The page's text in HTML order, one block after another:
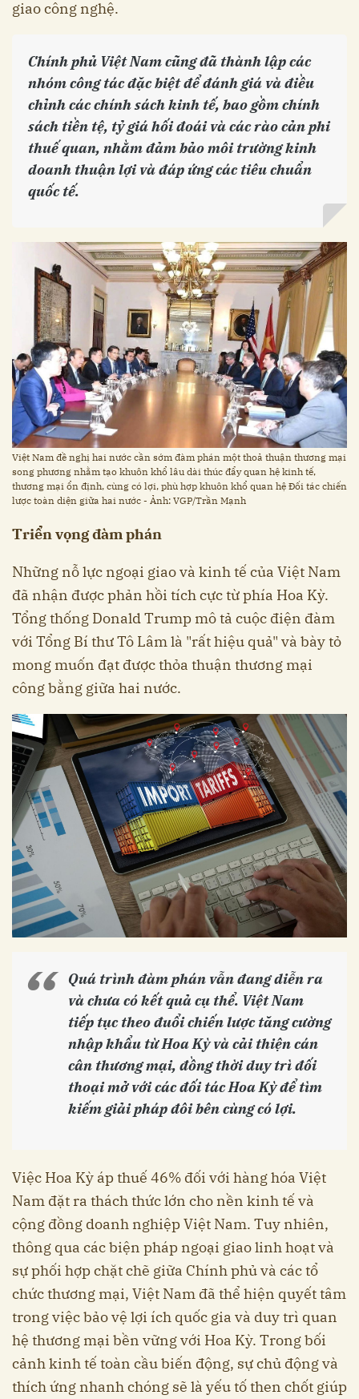
giao công nghệ. ​
Chính phủ Việt Nam cũng đã thành lập các
nhóm công tác đặc biệt để đánh giá và điều
chỉnh các chính sách kinh tế, bao gồm chính
sách tiền tệ, tỷ giá hối đoái và các rào cản phi
thuế quan, nhằm đảm bảo môi trường kinh
doanh thuận lợi và đáp ứng các tiêu chuẩn
quốc tế.
Việt Nam đề nghị hai nước cần sớm đàm phán một thoả thuận thương mại
song phương nhằm tạo khuôn khổ lâu dài thúc đẩy quan hệ kinh tế,
thương mại ổn định, cùng có lợi, phù hợp khuôn khổ quan hệ Đối tác chiến
lược toàn diện giữa hai nước - Ảnh: VGP/Trần Mạnh
Triển vọng đàm phán
Những nỗ lực ngoại giao và kinh tế của Việt Nam
đã nhận được phản hồi tích cực từ phía Hoa Kỳ.
Tổng thống Donald Trump mô tả cuộc điện đàm
với Tổng Bí thư Tô Lâm là "rất hiệu quả" và bày tỏ
mong muốn đạt được thỏa thuận thương mại
công bằng giữa hai nước. ​
Quá trình đàm phán vẫn đang diễn ra
và chưa có kết quả cụ thể. Việt Nam
tiếp tục theo đuổi chiến lược tăng cường
nhập khẩu từ Hoa Kỳ và cải thiện cán
cân thương mại, đồng thời duy trì đối
thoại mở với các đối tác Hoa Kỳ để tìm
kiếm giải pháp đôi bên cùng có lợi.​
Việc Hoa Kỳ áp thuế 46% đối với hàng hóa Việt
Nam đặt ra thách thức lớn cho nền kinh tế và
cộng đồng doanh nghiệp Việt Nam. Tuy nhiên,
thông qua các biện pháp ngoại giao linh hoạt và
sự phối hợp chặt chẽ giữa Chính phủ và các tổ
chức thương mại, Việt Nam đã thể hiện quyết tâm
trong việc bảo vệ lợi ích quốc gia và duy trì quan
hệ thương mại bền vững với Hoa Kỳ. Trong bối
cảnh kinh tế toàn cầu biến động, sự chủ động và
thích ứng nhanh chóng sẽ là yếu tố then chốt giúp